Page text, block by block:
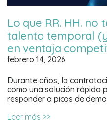
Lo que RR. HH. no
talento temporal
en ventaja
febrero 14, 2026
Durante años, la
como una solución rápida
responder a picos de
Leer más >>